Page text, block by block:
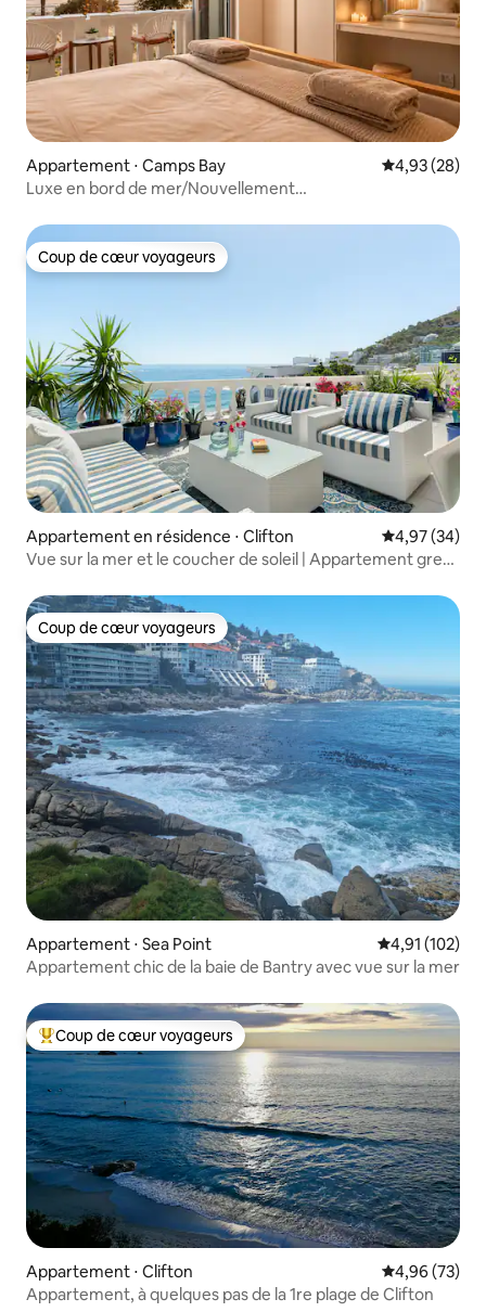
Appartement ⋅ Camps Bay Évaluation
4,93 (28)
Luxe en bord de mer/Nouvellement
Coup de cœur voyageurs
Coup de cœur voyageurs
Appartement en résidence ⋅ Clifton Évaluation
4,97 (34)
Vue sur la mer et le coucher de soleil | Appartement grec
Coup de cœur voyageurs
Coup de cœur voyageurs
Appartement ⋅ Sea Point Évaluation
4,91 (102)
Appartement chic de la baie de Bantry avec vue sur la mer
Coups de cœur voyageurs les plus appréciés
Coup de cœur voyageurs
Appartement ⋅ Clifton Évaluation
4,96 (73)
Appartement, à quelques pas de la 1re plage de Clifton